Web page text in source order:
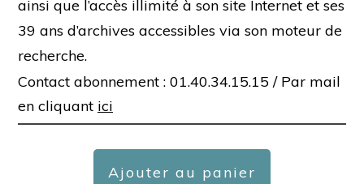
ainsi que l’accès illimité à son site Internet et ses
39 ans d’archives accessibles via son moteur de
recherche.
Contact abonnement : 01.40.34.15.15 / Par mail
en cliquant ici
Ajouter au panier